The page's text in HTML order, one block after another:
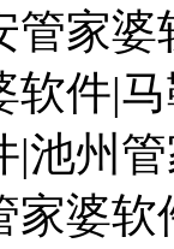
管家婆
软件|
|池州
家婆软